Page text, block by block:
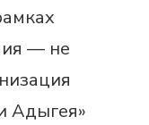
— не
Адыгея»